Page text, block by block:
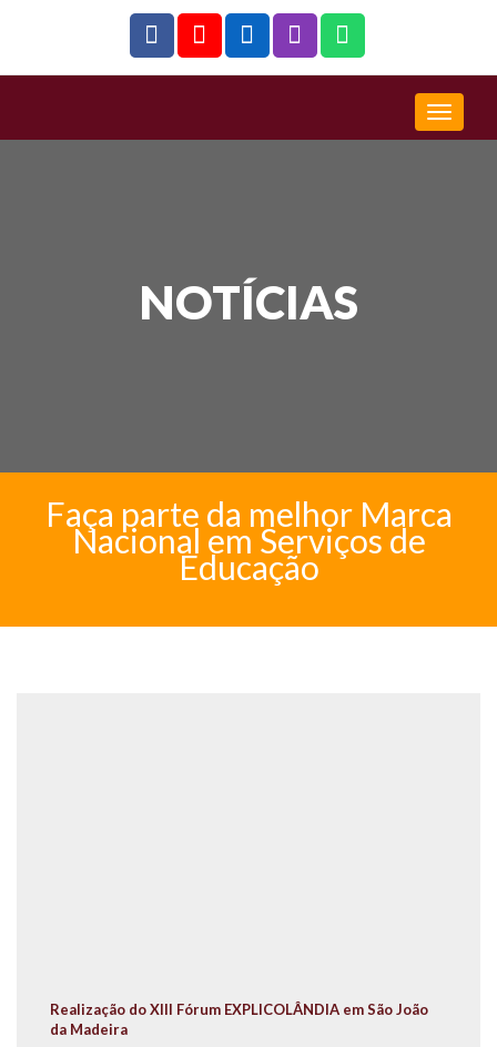
NOTÍCIAS
Faça parte da melhor Marca
Nacional em Serviços de
Educação
Realização do XIII Fórum EXPLICOLÂNDIA em São João
da Madeira